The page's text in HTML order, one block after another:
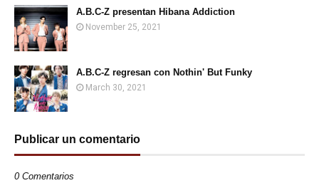
A.B.C-Z presentan Hibana Addiction
November 25, 2021
A.B.C-Z regresan con Nothin' But Funky
March 30, 2021
Publicar un comentario
0 Comentarios